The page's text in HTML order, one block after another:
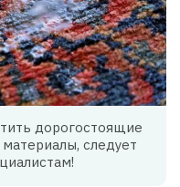
дорогостоящие
следует